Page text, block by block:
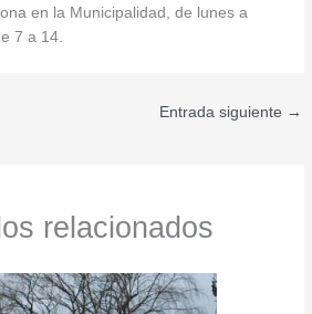
en la Municipalidad, de lunes a
7 a 14.
Entrada siguiente →
relacionados